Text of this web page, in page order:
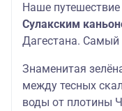
Наше путешествие
Сулакским
Дагестана. Самый
Знаменитая
между тесных
воды от плотины